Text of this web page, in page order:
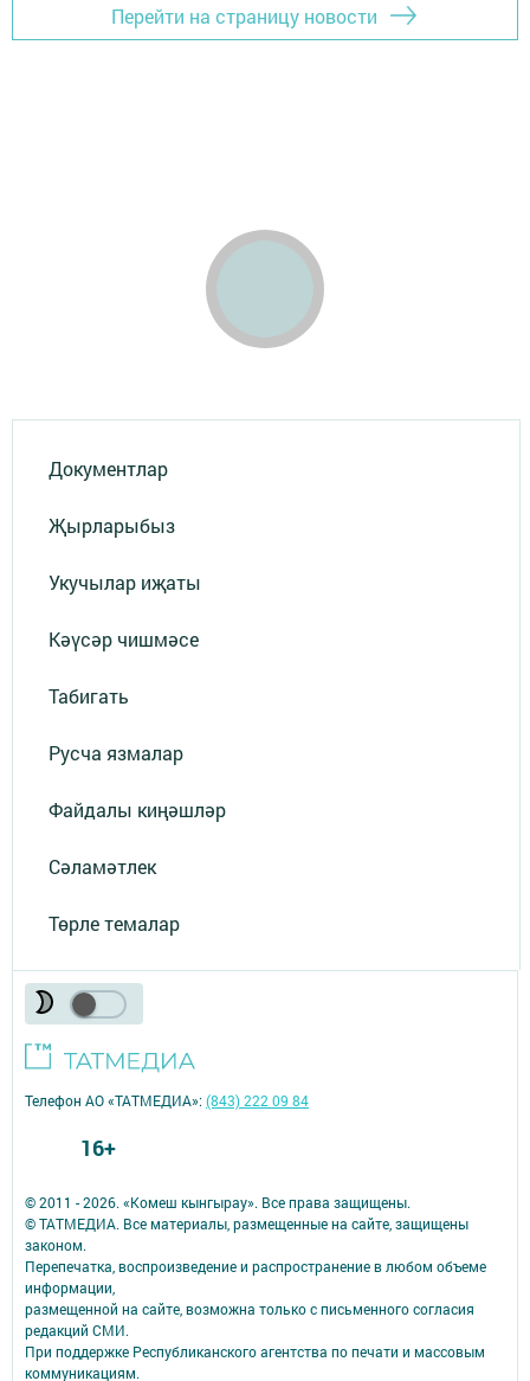
Перейти на страницу новости
Документлар
Җырларыбыз
Укучылар иҗаты
Кәүсәр чишмәсе
Табигать
Русча язмалар
Файдалы киңәшләр
Сәламәтлек
Төрле темалар
© 2011 - 2026. «Комеш кынгырау». Все права защищены.
© ТАТМЕДИА. Все материалы, размещенные на сайте, защищены
законом.
Перепечатка, воспроизведение и распространение в любом объеме
информации,
размещенной на сайте, возможна только с письменного согласия
редакций СМИ.
При поддержке Республиканского агентства по печати и массовым
коммуникациям.
Телефон АО «ТАТМЕДИА»:(843) 222 09 84
16+